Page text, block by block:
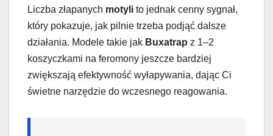
Liczba złapanych motyli to jednak cenny sygnał,
który pokazuje, jak pilnie trzeba podjąć dalsze
działania. Modele takie jak Buxatrap z 1–2
koszyczkami na feromony jeszcze bardziej
zwiększają efektywność wyłapywania, dając Ci
świetne narzędzie do wczesnego reagowania.